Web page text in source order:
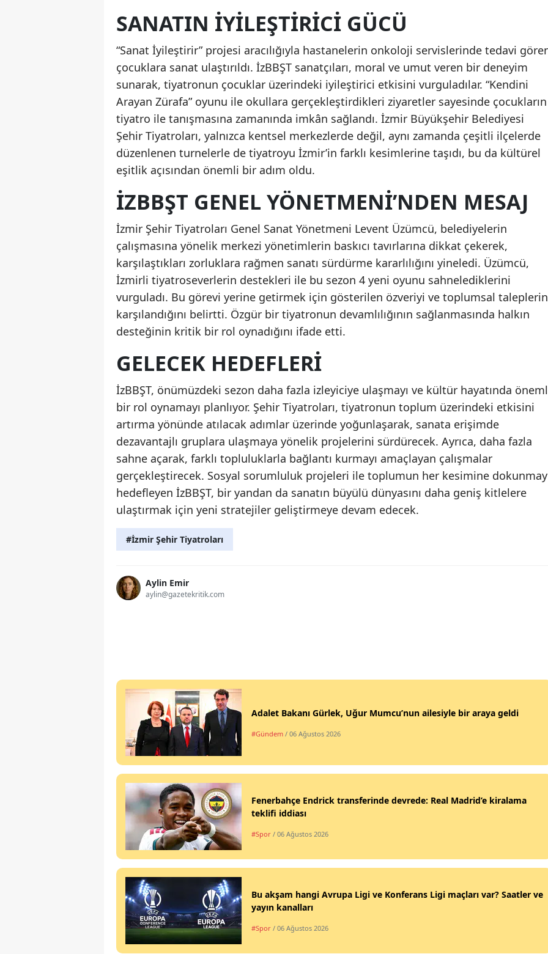
SANATIN İYILEŞTIRICI GÜCÜ
“Sanat İyileştirir” projesi aracılığıyla hastanelerin onkoloji servislerinde tedavi
çocuklara sanat ulaştırıldı. İzBBŞT sanatçıları, moral ve umut veren bir deneyim
sunarak, tiyatronun çocuklar üzerindeki iyileştirici etkisini vurguladılar. “Kendini
Arayan Zürafa” oyunu ile okullara gerçekleştirdikleri ziyaretler sayesinde çocukların
tiyatro ile tanışmasına zamanında imkân sağlandı. İzmir Büyükşehir Belediyesi
Şehir Tiyatroları, yalnızca kentsel merkezlerde değil, aynı zamanda çeşitli ilçelerde
düzenlenen turnelerle de tiyatroyu İzmir’in farklı kesimlerine taşıdı, bu da kültürel
eşitlik açısından önemli bir adım oldu.
İZBBŞT GENEL YÖNETMENI’NDEN MESAJ
İzmir Şehir Tiyatroları Genel Sanat Yönetmeni Levent Üzümcü, belediyelerin
çalışmasına yönelik merkezi yönetimlerin baskıcı tavırlarına dikkat çekerek,
karşılaştıkları zorluklara rağmen sanatı sürdürme kararlılığını yineledi. Üzümcü,
İzmirli tiyatroseverlerin destekleri ile bu sezon 4 yeni oyunu sahnelediklerini
vurguladı. Bu görevi yerine getirmek için gösterilen özveriyi ve toplumsal taleplerin
karşılandığını belirtti. Özgür bir tiyatronun devamlılığının sağlanmasında halkın
desteğinin kritik bir rol oynadığını ifade etti.
GELECEK HEDEFLERI
İzBBŞT, önümüzdeki sezon daha fazla izleyiciye ulaşmayı ve kültür hayatında
bir rol oynamayı planlıyor. Şehir Tiyatroları, tiyatronun toplum üzerindeki etkisini
artırma yönünde atılacak adımlar üzerinde yoğunlaşarak, sanata erişimde
dezavantajlı gruplara ulaşmaya yönelik projelerini sürdürecek. Ayrıca, daha fazla
sahne açarak, farklı topluluklarla bağlantı kurmayı amaçlayan çalışmalar
gerçekleştirecek. Sosyal sorumluluk projeleri ile toplumun her kesimine
hedefleyen İzBBŞT, bir yandan da sanatın büyülü dünyasını daha geniş kitlelere
ulaştırmak için yeni stratejiler geliştirmeye devam edecek.
#İzmir Şehir Tiyatroları
Aylin Emir
aylin@gazetekritik.com
Adalet Bakanı Gürlek, Uğur Mumcu’nun ailesiyle bir araya geldi
#Gündem / 06 Ağustos 2026
Fenerbahçe Endrick transferinde devrede: Real Madrid’e kiralama
teklifi iddiası
#Spor / 06 Ağustos 2026
Bu akşam hangi Avrupa Ligi ve Konferans Ligi maçları var? Saatler ve
yayın kanalları
#Spor / 06 Ağustos 2026